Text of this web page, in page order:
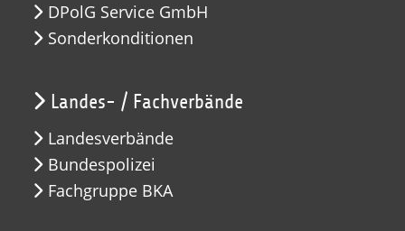
DPolG Service GmbH
Sonderkonditionen
Landes- / Fachverbände
Landesverbände
Bundespolizei
Fachgruppe BKA